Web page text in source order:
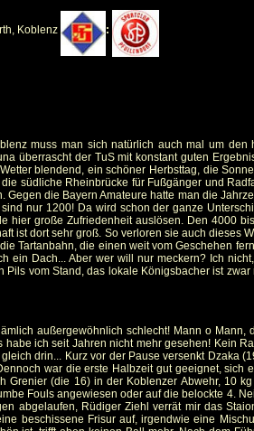
Koblenz :
muss man sich natürlich auch mal um
überrascht der TuS mit konstant guten
blendend, ein schöner Herbsttag, die
südliche Rheinbrücke für Fußgänger und
die Bayern Amateure hatte man die
nur 1200! Da wird schon der ganze
große Zufriedenheit auslösen. Den 4000
ist dort sehr groß. So verloren sie auch dieses
Tartanbahn, die einen weit vom Geschehen
Dach... Aber wer will nur meckern? Ich
vom Stand, das lokale Königsbacher ist
außergewöhnlich schlecht! Mann o Mann,
ich seit Jahren nicht mehr gesehen! Kein
drin... Kurz vor der Pause versenkt Dzaka
war die erste Halbzeit gut geeignet, sich
(die 16) in der Koblenzer Abwehr, 10
Fouls angewiesen oder auf die belockte 4.
abgelaufen, Rüdiger Ziehl verrät mir das
beschissene Frisur auf, irgendwie eine